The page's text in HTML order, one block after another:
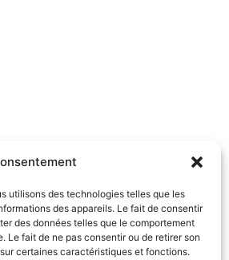
utilisons des technologies telles que les
des appareils. Le fait de consentir
des données telles que le comportement
Le fait de ne pas consentir ou de retirer son
certaines caractéristiques et fonctions.